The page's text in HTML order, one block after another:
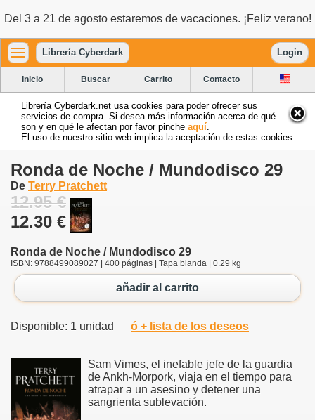
Del 3 a 21 de agosto estaremos de vacaciones. ¡Feliz verano!
Librería Cyberdark Login
Inicio Buscar Carrito Contacto
Librería Cyberdark.net usa cookies para poder ofrecer sus
servicios de compra. Si desea más información acerca de qué
son y en qué le afectan por favor pinche aquí
El uso de nuestro sitio web implica la aceptación de estas cookies.
Ronda de Noche / Mundodisco 29
De Terry Pratchett
12.95 €
12.30 €
Ronda de Noche / Mundodisco 29
ISBN: 9788499089027 | 400 páginas | Tapa blanda | 0.29 kg
añadir al carrito
Disponible: 1 unidad ó + lista de los deseos
Sam Vimes, el inefable jefe de la guardia
de Ankh-Morpork, viaja en el tiempo para
atrapar a un asesino y detener una
sangrienta sublevación.